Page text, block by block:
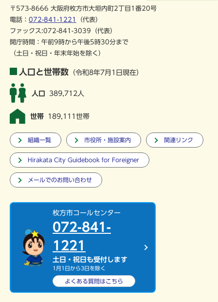
〒573-8666 大阪府枚方市大垣内町2丁目1番20号
電話： 072-841-1221
（代表）
ファックス:072-841-3039（代表）
開庁時間：午前9時から午後5時30分まで
（土日・祝日・年末年始を除く）
人口と世帯数 （令和8年7月1日現在）
人口 389,712人
世帯 189,111世帯
組織一覧 市役所・施設案内 関連リンク
Hirakata City Guidebook for Foreigner
メールでのお問い合わせ
枚方市コールセンター
072-841-
1221
土日・祝日も受付します
1月1日から3日を除く
よくある質問はこちら